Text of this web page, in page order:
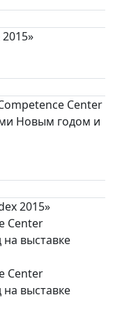
Center
Новым годом и
2015»
Center
на выставке
Center
на выставке